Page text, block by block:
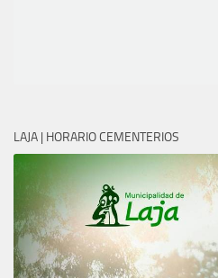
LAJA | HORARIO CEMENTERIOS